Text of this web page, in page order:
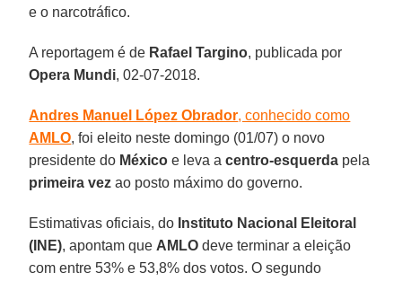
e o narcotráfico.
A reportagem é de Rafael Targino, publicada por
Opera Mundi, 02-07-2018.
Andres Manuel López Obrador, conhecido como
AMLO, foi eleito neste domingo (01/07) o novo
presidente do México e leva acentro-esquerda pela
primeira vez ao posto máximo do governo.
Estimativas oficiais, do Instituto Nacional Eleitoral
(INE), apontam que AMLO deve terminar a eleição
com entre 53% e 53,8% dos votos. O segundo